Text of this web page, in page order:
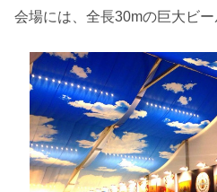
会場には、全長30mの巨大ビー